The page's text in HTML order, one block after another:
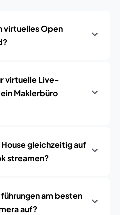
virtuelles Open
virtuelle Live-
Maklerbüro
gleichzeitig auf
streamen?
am besten
auf?